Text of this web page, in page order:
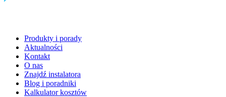
Produkty i porady
Aktualności
Kontakt
O nas
Znajdź instalatora
Blog i poradniki
Kalkulator kosztów